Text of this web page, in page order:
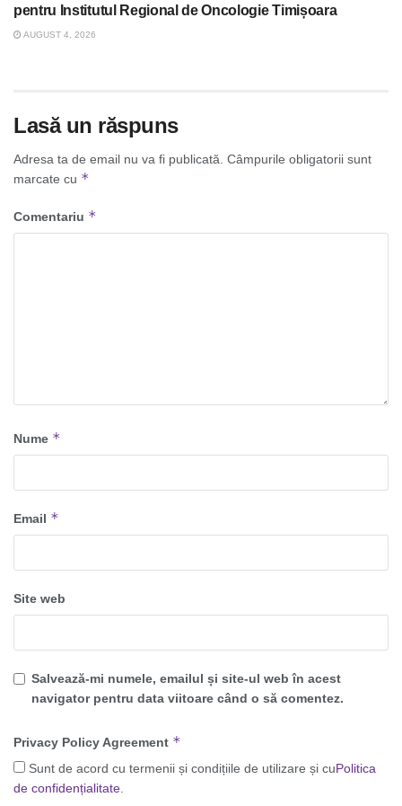
pentru Institutul Regional de Oncologie Timișoara
AUGUST 4, 2026
Lasă un răspuns
Adresa ta de email nu va fi publicată. Câmpurile obligatorii sunt
marcate cu *
Comentariu *
Nume *
Email *
Site web
Salvează-mi numele, emailul și site-ul web în acest
navigator pentru data viitoare când o să comentez.
Privacy Policy Agreement *
Sunt de acord cu termenii și condițiile de utilizare și cuPolitica
de confidențialitate.